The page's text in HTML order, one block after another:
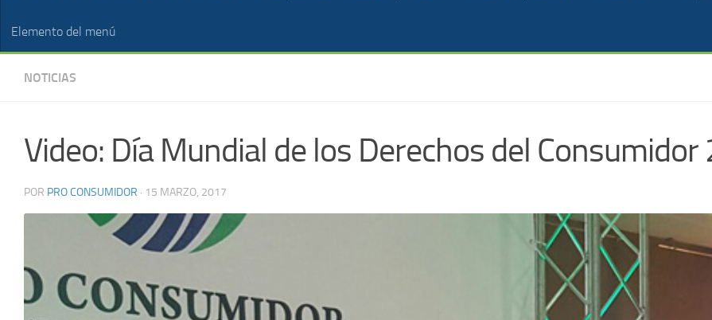
Elemento del menú
NOTICIAS
Video: Día Mundial de los Derechos del
POR PRO CONSUMIDOR · 15 MARZO, 2017